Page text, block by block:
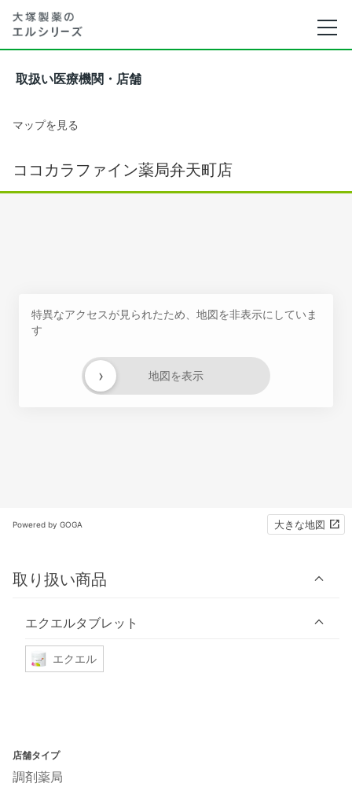
取扱い医療機関・店舗
マップを見る
ココカラファイン薬局弁天町店
特異なアクセスが見られたため、地図を非表示にしていま
す
地図を表示
›
Powered by GOGA 大きな地図
取り扱い商品
エクエルタブレット
エクエル
店舗タイプ
調剤薬局